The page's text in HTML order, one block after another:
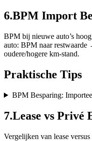
6.BPM Import
BPM bij nieuwe auto’s
auto: BPM naar
oudere/hogere km-stand.
Praktische Tips
BPM Besparing:
7.Lease vs Privé
Vergelijken van lease